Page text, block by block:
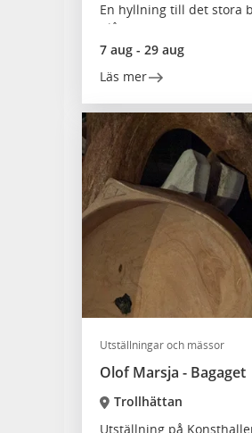
En hyllning till det stora
blått
7 aug - 29 aug
Läs mer
Utställningar och mässor
Olof Marsja - Bagaget
Trollhättan
Utställning på